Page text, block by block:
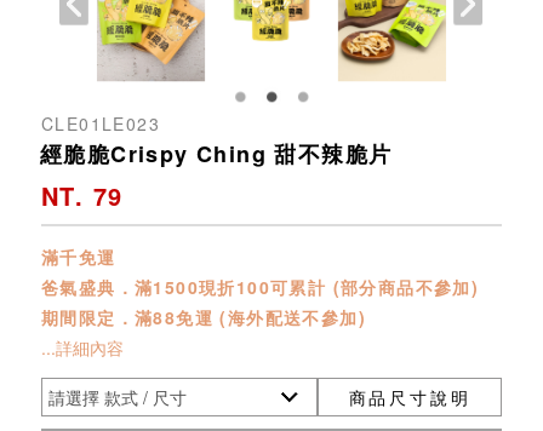
CLE01LE023
經脆脆Crispy Ching 甜不辣脆片
NT. 79
滿千免運
爸氣盛典．滿1500現折100可累計 (部分商品不參加)
期間限定．滿88免運 (海外配送不參加)
...詳細內容
商品尺寸說明